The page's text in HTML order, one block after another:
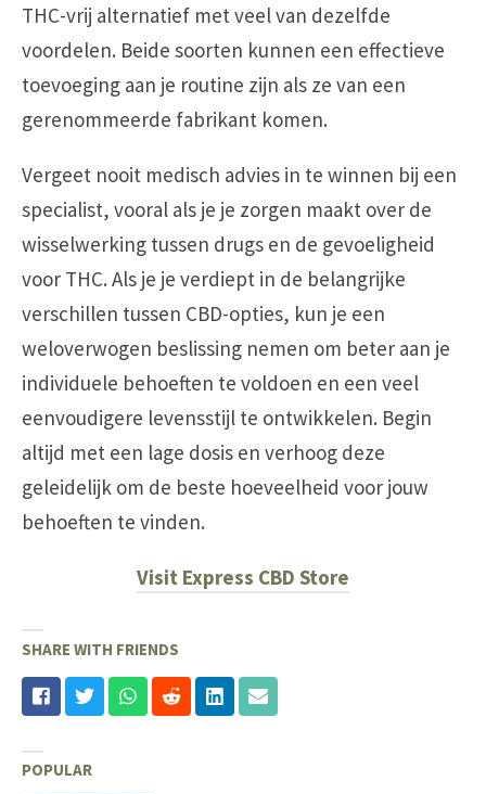
THC-vrij alternatief met veel van dezelfde
voordelen. Beide soorten kunnen een effectieve
toevoeging aan je routine zijn als ze van een
gerenommeerde fabrikant komen.
Vergeet nooit medisch advies in te winnen bij een
specialist, vooral als je je zorgen maakt over de
wisselwerking tussen drugs en de gevoeligheid
voor THC. Als je je verdiept in de belangrijke
verschillen tussen CBD-opties, kun je een
weloverwogen beslissing nemen om beter aan je
individuele behoeften te voldoen en een veel
eenvoudigere levensstijl te ontwikkelen. Begin
altijd met een lage dosis en verhoog deze
geleidelijk om de beste hoeveelheid voor jouw
behoeften te vinden.
Visit Express CBD Store
SHARE WITH FRIENDS
POPULAR